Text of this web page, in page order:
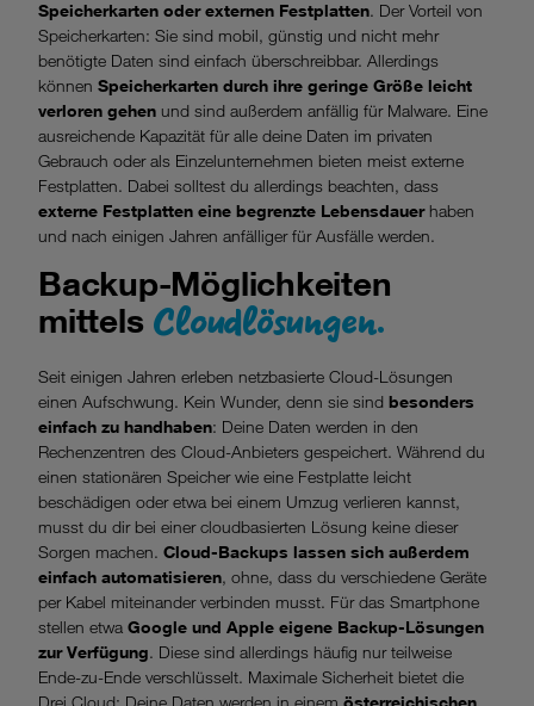
Speicherkarten oder externen Festplatten. Der Vorteil von
Speicherkarten: Sie sind mobil, günstig und nicht mehr
benötigte Daten sind einfach überschreibbar. Allerdings
können Speicherkarten durch ihre geringe Größe leicht
verloren gehen und sind außerdem anfällig für Malware. Eine
ausreichende Kapazität für alle deine Daten im privaten
Gebrauch oder als Einzelunternehmen bieten meist externe
Festplatten. Dabei solltest du allerdings beachten, dass
externe Festplatten eine begrenzte Lebensdauerhaben
und nach einigen Jahren anfälliger für Ausfälle werden.
Backup-Möglichkeiten
mittels Cloudlösungen.
Seit einigen Jahren erleben netzbasierte Cloud-Lösungen
einen Aufschwung. Kein Wunder, denn sie sind besonders
einfach zu handhaben: Deine Daten werden in den
Rechenzentren des Cloud-Anbieters gespeichert. Während du
einen stationären Speicher wie eine Festplatte leicht
beschädigen oder etwa bei einem Umzug verlieren kannst,
musst du dir bei einer cloudbasierten Lösung keine dieser
Sorgen machen. Cloud-Backups lassen sich außerdem
einfach automatisieren, ohne, dass du verschiedene Geräte
per Kabel miteinander verbinden musst. Für das Smartphone
stellen etwa Google und Apple eigene Backup-Lösungen
zur Verfügung. Diese sind allerdings häufig nur teilweise
Ende-zu-Ende verschlüsselt. Maximale Sicherheit bietet die
Drei Cloud: Deine Daten werden in einem österreichischen